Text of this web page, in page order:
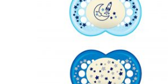
ADICIONAR
DESEJOS